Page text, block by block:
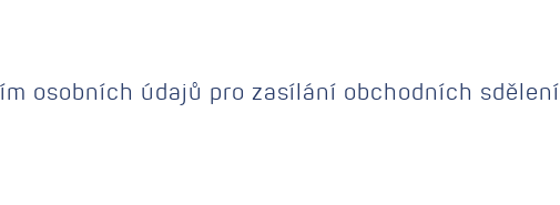
osobních údajů pro zasílání obchodních sdělení